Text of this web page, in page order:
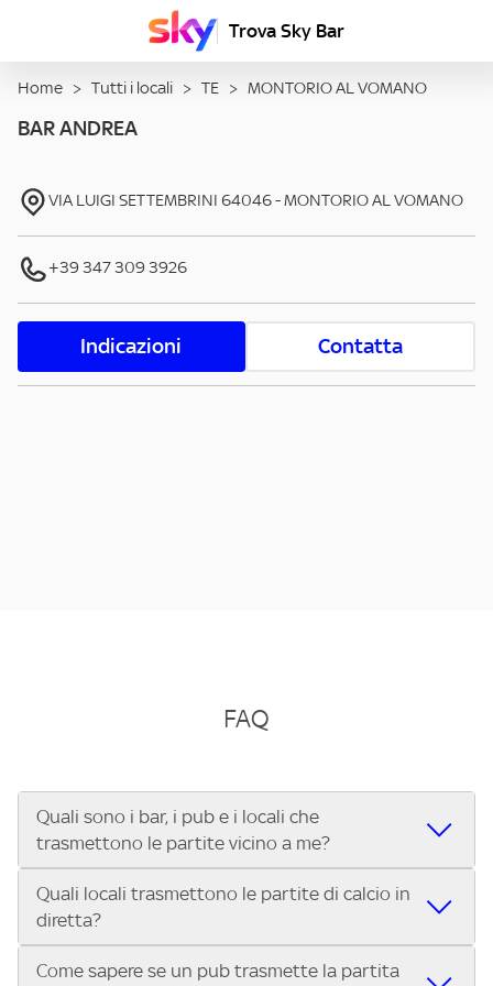
Trova Sky Bar
Home > Tutti i locali > TE > MONTORIO AL VOMANO
BAR ANDREA
VIA LUIGI SETTEMBRINI 64046-MONTORIO AL VOMANO
+39 347 309 3926
Indicazioni Contatta
FAQ
Quali sono i bar, i pub e i locali che
trasmettono le partite vicino a me?
Se cerchi un bar, pub, ristorante o locale vicino a te per
vedere le partite di Serie A ENILIVE, la Serie C Sky Wifi, la
UEFA Champions League, la UEFA Europa League, la UEFA
Conference League, il Tennis, la Formula 1®, la MotoGP™ e
Quali locali trasmettono le partite di calcio in
diretta?
Vuoi sapere quali bar, pub o ristoranti mostrano le partite
Come sapere se un pub trasmette la partita